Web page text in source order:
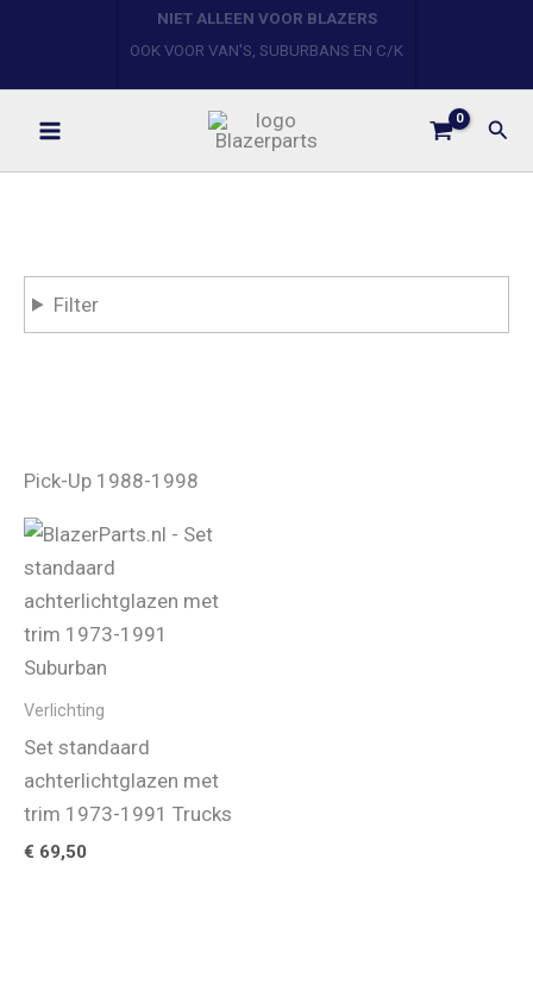
inhoud
Filter
Pick-Up 1988-1998
Verlichting
Set standaard
achterlichtglazen met
trim 1973-1991 Trucks
€ 69,50